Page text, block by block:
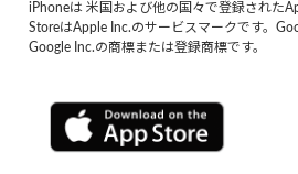
iPhoneは 米国および他の国々で登録された
StoreはApple Inc.のサービスマークです。
Google Inc.の商標または登録商標です。